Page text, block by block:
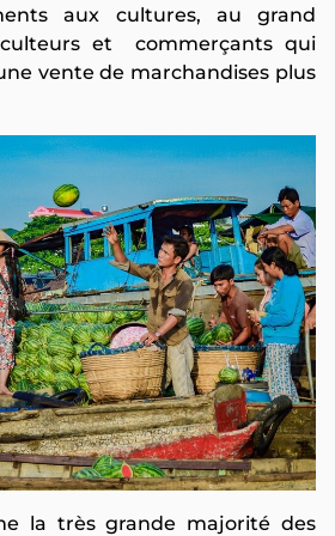
aux cultures, au grand
et commerçants qui
vente de marchandises plus
la très grande majorité des